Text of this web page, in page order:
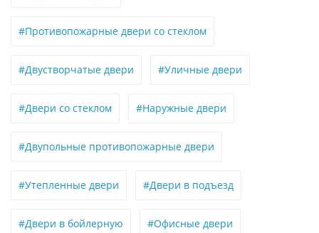
#Противопожарные двери со стеклом
#Двустворчатые двери #Уличные двери
#Двери со стеклом #Наружные двери
#Двупольные противопожарные двери
#Утепленные двери #Двери в подъезд
#Двери в бойлерную #Офисные двери